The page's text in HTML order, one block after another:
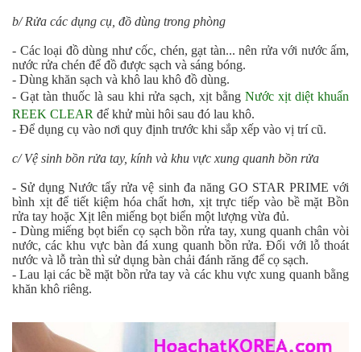
b/ Rửa các dụng cụ, đồ dùng trong phòng
- Các loại đồ dùng như cốc, chén, gạt tàn... nên rửa với nước ấm,
nước rửa chén để đồ được sạch và sáng bóng.
- Dùng khăn sạch và khô lau khô đồ dùng.
- Gạt tàn thuốc là sau khi rửa sạch, xịt bằng Nước xịt diệt khuẩn
REEK CLEAR để khử mùi hôi sau đó lau khô.
- Để dụng cụ vào nơi quy định trước khi sắp xếp vào vị trí cũ.
c/ Vệ sinh bồn rửa tay, kính và khu vực xung quanh bồn rửa
- Sử dụngNước tẩy rửa vệ sinh đa năng GO STAR PRIME với
bình xịt để tiết kiệm hóa chất hơn, xịt trực tiếp vào bề mặt Bồn
rửa tay hoặc Xịt lên miếng bọt biển một lượng vừa đủ.
- Dùng miếng bọt biển cọ sạch bồn rửa tay, xung quanh chân vòi
nước, các khu vực bàn đá xung quanh bồn rửa. Đối với lỗ thoát
nước và lỗ tràn thì sử dụng bàn chải đánh răng để cọ sạch.
- Lau lại các bề mặt bồn rửa tay và các khu vực xung quanh bằng
khăn khô riêng.